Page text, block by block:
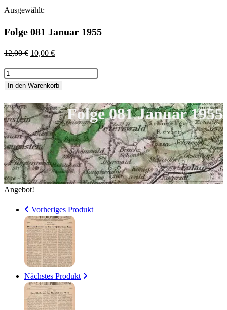
durchsuchen
Ausgewählt:
Folge 081 Januar 1955
12,00€ Ursprünglicher
war:
12,00 €
10,00 €Aktueller
ist:
10,00 €.
Folge
081
1955
Menge
In den Warenkorb
Folge 081 Januar 1955
Angebot!
Vorheriges Produkt
Nächstes Produkt